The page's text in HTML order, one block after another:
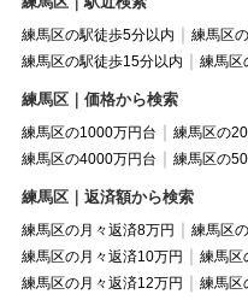
練馬区の駅徒歩5分以内
練馬区
練馬区の駅徒歩15分以内
練馬区
練馬区｜価格から検索
練馬区の1000万円台 練馬区の
練馬区の4000万円台
練馬区の
練馬区｜返済額から検索
練馬区の月々返済8万円
練馬区
練馬区の月々返済10万円
練馬区
練馬区の月々返済12万円
練馬区